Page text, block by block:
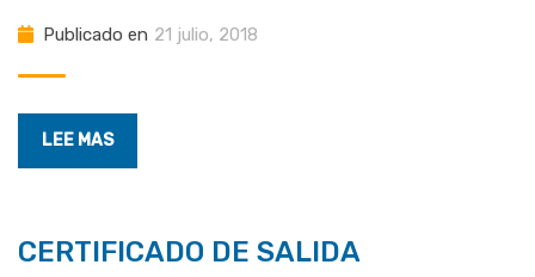
Publicado en 21 julio, 2018
LEE MAS
CERTIFICADO DE SALIDA